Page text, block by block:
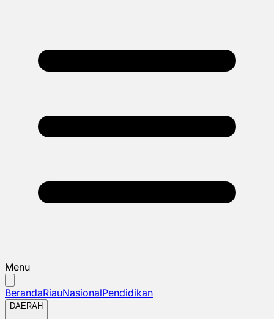
Menu
BerandaRiauNasionalPendidikan
DAERAH